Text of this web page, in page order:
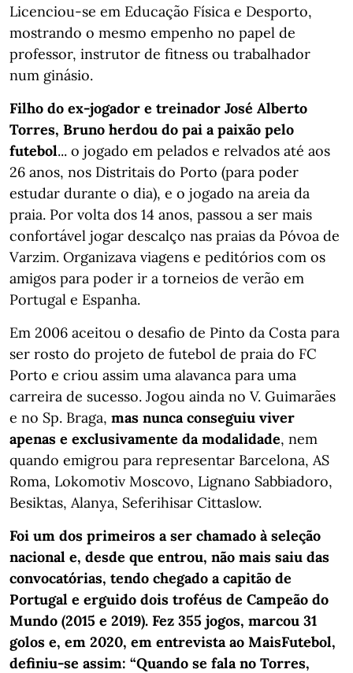
Licenciou-se em Educação Física e Desporto,
mostrando o mesmo empenho no papel de
professor, instrutor de fitness ou trabalhador
num ginásio.
Filho do ex-jogador e treinador José Alberto
Torres, Bruno herdou do pai a paixão pelo
futebol... o jogado em pelados e relvados até aos
26 anos, nos Distritais do Porto (para poder
estudar durante o dia), e o jogado na areia da
praia. Por volta dos 14 anos, passou a ser mais
confortável jogar descalço nas praias da Póvoa de
Varzim. Organizava viagens e peditórios com os
amigos para poder ir a torneios de verão em
Portugal e Espanha.
Em 2006 aceitou o desafio de Pinto da Costa para
ser rosto do projeto de futebol de praia do FC
Porto e criou assim uma alavanca para uma
carreira de sucesso. Jogou ainda no V. Guimarães
e no Sp. Braga, mas nunca conseguiu viver
apenas e exclusivamente da modalidade, nem
quando emigrou para representar Barcelona, AS
Roma, Lokomotiv Moscovo, Lignano Sabbiadoro,
Besiktas, Alanya, Seferihisar Cittaslow.
Foi um dos primeiros a ser chamado à seleção
nacional e, desde que entrou, não mais saiu das
convocatórias, tendo chegado a capitão de
Portugal e erguido dois troféus de Campeão do
Mundo (2015 e 2019). Fez 355 jogos, marcou 31
golos e, em 2020, em entrevista ao MaisFutebol,
definiu-se assim: “Quando se fala no Torres,